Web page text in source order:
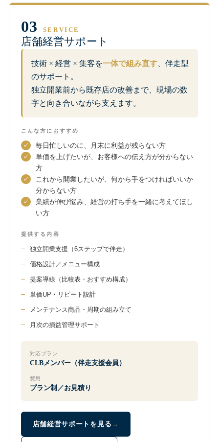
03 SERVICE
店舗経営サポート
技術 × 経営 × 集客を一体で組み直す、伴走型
のサポート。
独立開業前から既存店の改善まで、現場の数
字と向き合いながら支えます。
こんな方におすすめ
毎日忙しいのに、月末に利益が残らない方
単価を上げたいが、お客様への伝え方が分からない
方
これから開業したいが、何から手をつければいいか
分からない方
業績が伸び悩み、経営の打ち手を一緒に考えてほし
い方
提供する内容
独立開業支援（6ステップで伴走）
価格設計／メニュー構成
提案導線（比較表・おすすめ構成）
単価UP・リピート設計
メンテナンス商品・周期の組み立て
月次の損益管理サポート
対応プラン
CLBメンバー（伴走支援会員）
費用
プラン制／お見積り
店舗経営サポートを見る